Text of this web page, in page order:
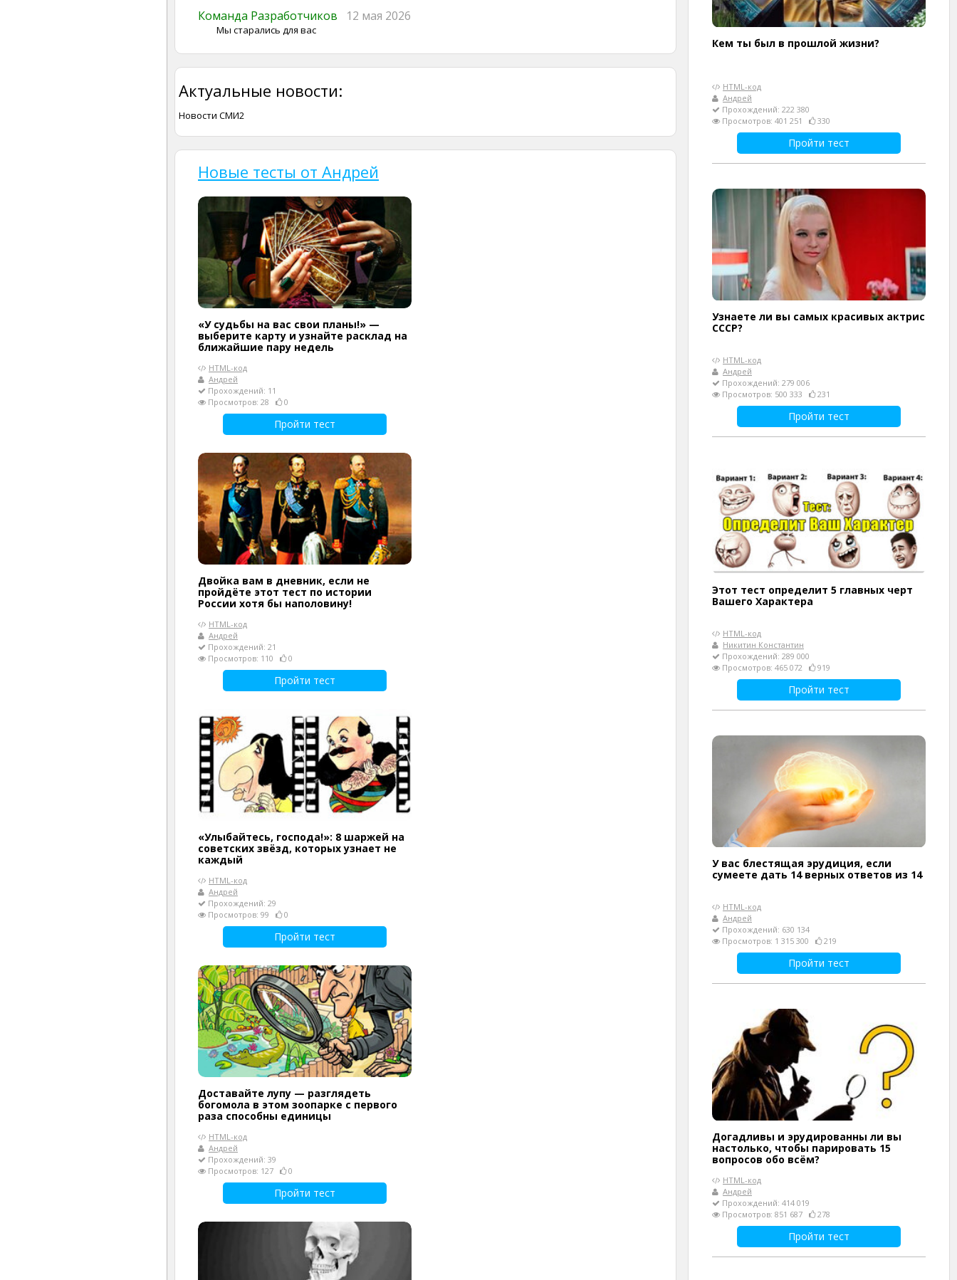
Команда Разработчиков 12 мая 2026
Мы старались для вас
Актуальные новости:
Новости СМИ2
Новые тесты от Андрей
«У судьбы на вас свои планы!» —
выберите карту и узнайте расклад на
ближайшие пару недель
HTML-код
Андрей
Прохождений: 11
Просмотров: 28
0
Пройти тест
Двойка вам в дневник, если не
пройдёте этот тест по истории
России хотя бы наполовину!
HTML-код
Андрей
Прохождений: 21
Просмотров: 110
0
Пройти тест
«Улыбайтесь, господа!»: 8 шаржей на
советских звёзд, которых узнает не
каждый
HTML-код
Андрей
Прохождений: 29
Просмотров: 99
0
Пройти тест
Доставайте лупу — разглядеть
богомола в этом зоопарке с первого
раза способны единицы
HTML-код
Андрей
Прохождений: 39
Просмотров: 127
0
Пройти тест
Кем ты был в прошлой жизни?
HTML-код
Андрей
Прохождений: 222 380
Просмотров: 401 251
330
Пройти тест
Узнаете ли вы самых красивых актрис
СССР?
HTML-код
Андрей
Прохождений: 279 006
Просмотров: 500 333
231
Пройти тест
Этот тест определит 5 главных черт
Вашего Характера
HTML-код
Никитин Константин
Прохождений: 289 000
Просмотров: 465 072
919
Пройти тест
У вас блестящая эрудиция, если
сумеете дать 14 верных ответов из 14
HTML-код
Андрей
Прохождений: 630 134
Просмотров: 1 315 300
219
Пройти тест
Догадливы и эрудированны ли вы
настолько, чтобы парировать 15
вопросов обо всём?
HTML-код
Андрей
Прохождений: 414 019
Просмотров: 851 687
278
Пройти тест